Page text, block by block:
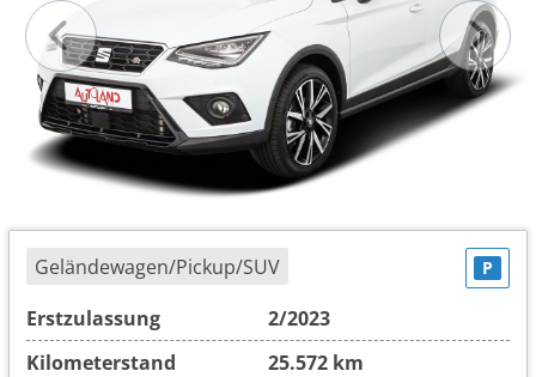
Geländewagen/Pickup/SUV P
Erstzulassung
2/2023
Kilometerstand
25.572 km